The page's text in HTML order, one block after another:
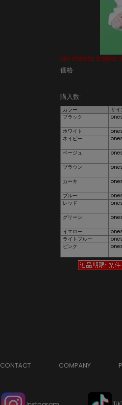
an meets zakka
価格:
購入数:
カラー サイ
ブラック
ホワイト
ネイビー
ベージュ
ブラウン
カーキ
ブルー
レッド
グリーン
イエロー
ライトブルー
ピンク
CONTACT COMPANY